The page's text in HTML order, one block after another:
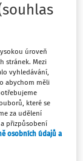
měl v
která by
úroveň
stránek. Mezi
vyhledávání,
abychom měli
které se
za udělení
přizpůsobení
osobních údajů a